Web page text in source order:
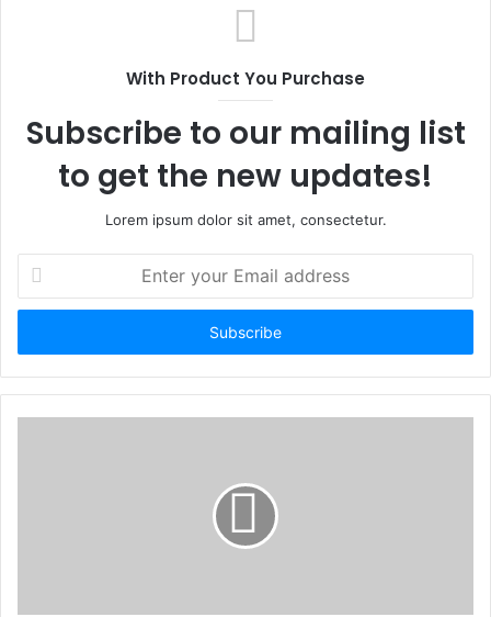
s
i
e
With Product You Purchase
Subscribe to our mailing list
to get the new updates!
Lorem ipsum dolor sit amet, consectetur.
t
r
y